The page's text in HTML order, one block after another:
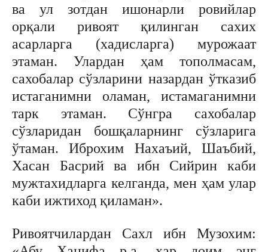
ва ул зотдан ишонарли ровийлар
орқали ривоят қилинган сахих
асарларга (хадисларга) мурожаат
этаман. Улардан ҳам тополмасам,
сахобалар сўзларини назардан ўтказиб
истаганимни оламан, истамаганимни
тарк этаман. Сўнгра сахобалар
сўзларидан бошқаларнинг сўзларига
ўтаман. Иброхим Нахаъий, Шаъбий,
Хасан Басрий ва ибн Сийрин каби
мужтахидларга келганда, мен ҳам улар
каби ижтиход қиламан».
Ривоятчилардан Сахл ибн Музохим: